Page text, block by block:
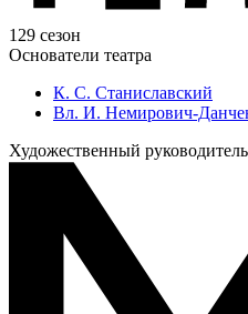
129 сезон
Основатели театра
К. С. Станиславский
Вл. И. Немирович-
Художественный руководитель